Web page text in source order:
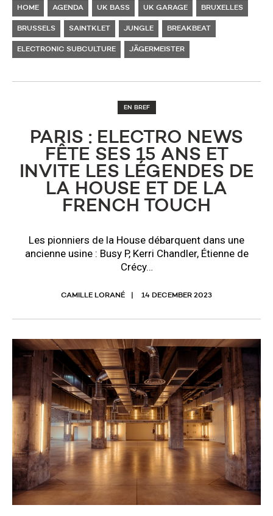
HOME AGENDA UK BASS UK GARAGE BRUXELLES
BRUSSELS SAINTKLET JUNGLE BREAKBEAT
ELECTRONIC SUBCULTURE JÄGERMEISTER
EN BREF
PARIS : ELECTRO NEWS
FÊTE SES 15 ANS ET
INVITE LES LÉGENDES DE
LA HOUSE ET DE LA
FRENCH TOUCH
Les pionniers de la House débarquent dans une
ancienne usine : Busy P, Kerri Chandler, Étienne de
Crécy…
CAMILLE LORANÉ 14 DECEMBER 2023